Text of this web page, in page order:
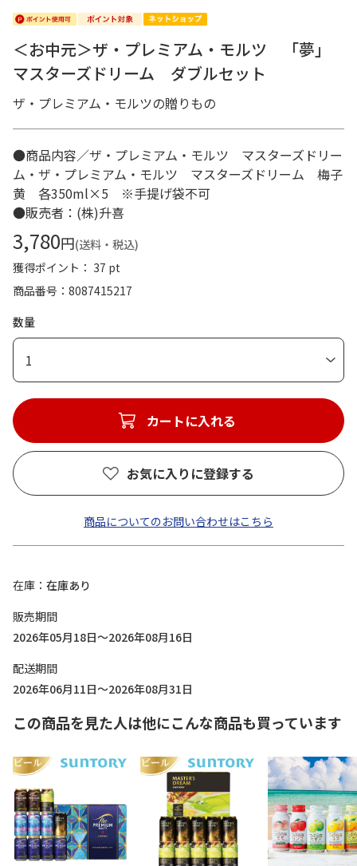
＜お中元＞ザ・プレミアム・モルツ 「夢」
マスターズドリーム ダブルセット
ザ・プレミアム・モルツの贈りもの
●商品内容／ザ・プレミアム・モルツ マスターズドリー
ム・ザ・プレミアム・モルツ マスターズドリーム 梅子
黄 各350ml×5 ※手提げ袋不可
●販売者：(株)升喜
3,780円(送料・税込)
獲得ポイント： 37 pt
商品番号
8087415217
数量
1
カートに入れる
お気に入りに登録する
商品についてのお問い合わせはこちら
在庫
在庫あり
販売期間
2026年05月18日～2026年08月16日
配送期間
2026年06月11日～2026年08月31日
この商品を見た人は他にこんな商品も買っています